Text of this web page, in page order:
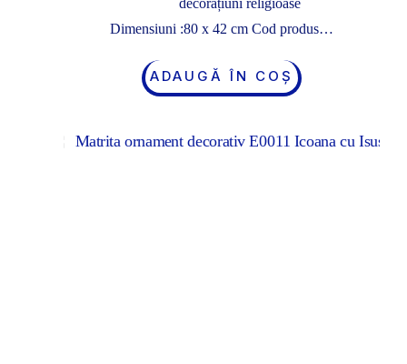
decorațiuni religioase
Dimensiuni :80 x 42 cm Cod produs…
ADAUGĂ ÎN COȘ